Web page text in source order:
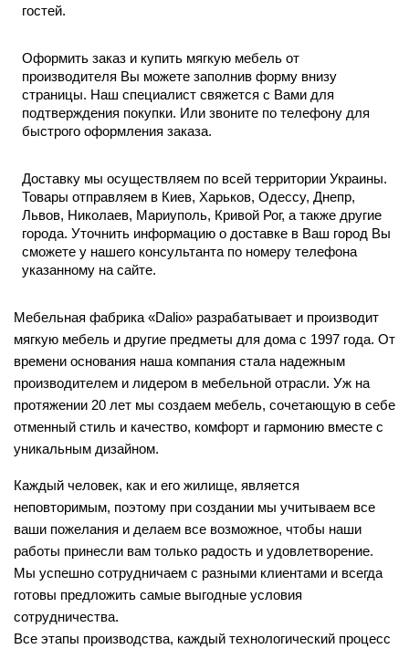
гостей.
Оформить заказ и купить мягкую мебель от
производителя Вы можете заполнив форму внизу
страницы. Наш специалист свяжется с Вами для
подтверждения покупки. Или звоните по телефону для
быстрого оформления заказа.
Доставку мы осуществляем по всей территории Украины.
Товары отправляем в Киев, Харьков, Одессу, Днепр,
Львов, Николаев, Мариуполь, Кривой Рог, а также другие
города. Уточнить информацию о доставке в Ваш город Вы
сможете у нашего консультанта по номеру телефона
указанному на сайте.
Мебельная фабрика «Dalio» разрабатывает и производит
мягкую мебель и другие предметы для дома с 1997 года. От
времени основания наша компания стала надежным
производителем и лидером в мебельной отрасли. Уж на
протяжении 20 лет мы создаем мебель, сочетающую в себе
отменный стиль и качество, комфорт и гармонию вместе с
уникальным дизайном.
Каждый человек, как и его жилище, является
неповторимым, поэтому при создании мы учитываем все
ваши пожелания и делаем все возможное, чтобы наши
работы принесли вам только радость и удовлетворение.
Мы успешно сотрудничаем с разными клиентами и всегда
готовы предложить самые выгодные условия
сотрудничества.
Все этапы производства, каждый технологический процесс